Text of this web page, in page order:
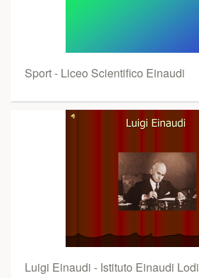
Sport - Liceo Scientifico Einaudi
Luigi Einaudi - Istituto Einaudi Lodi